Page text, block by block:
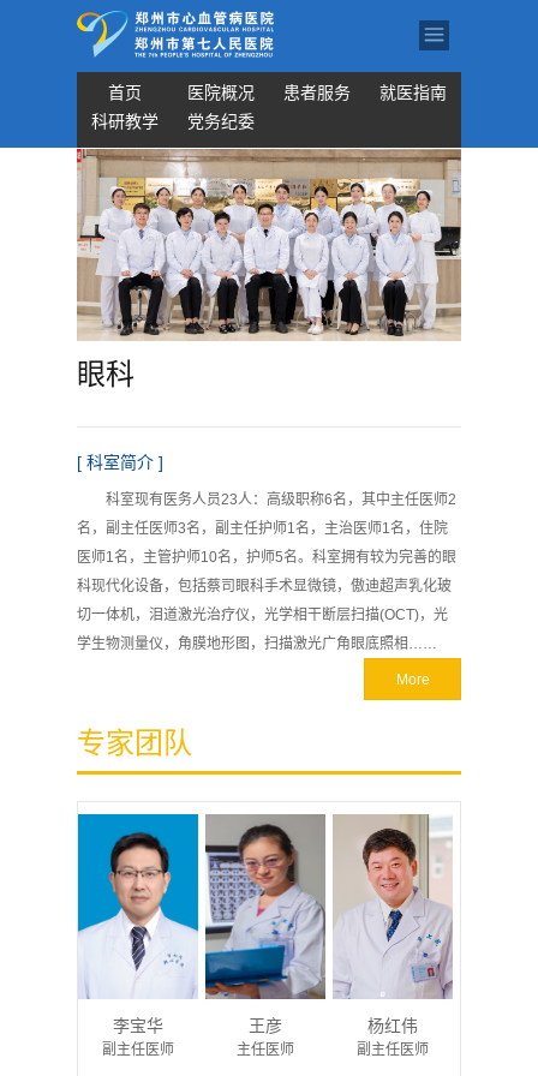
首页 医院概况 患者服务
就医指南
科研教学
党务纪委
眼科
[ 科室简介 ]
科室现有医务人员23人：高级职称6名，其中主任医师2
名，副主任医师3名，副主任护师1名，主治医师1名，住院
医师1名，主管护师10名，护师5名。科室拥有较为完善的眼
科现代化设备，包括蔡司眼科手术显微镜，傲迪超声乳化玻
切一体机，泪道激光治疗仪，光学相干断层扫描(OCT)，光
学生物测量仪，角膜地形图，扫描激光广角眼底照相……
More
专家团队
李宝华
副主任医师
王彦
主任医师
杨红伟
副主任医师